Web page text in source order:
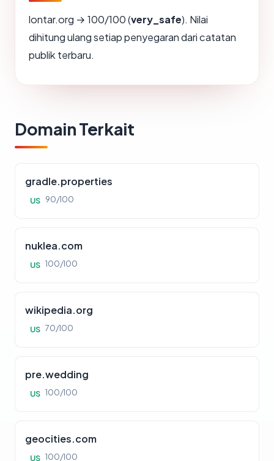
lontar.org → 100/100 (very_safe). Nilai
dihitung ulang setiap penyegaran dari catatan
publik terbaru.
Domain Terkait
gradle.properties
US 90/100
nuklea.com
US 100/100
wikipedia.org
US 70/100
pre.wedding
US 100/100
geocities.com
US 100/100